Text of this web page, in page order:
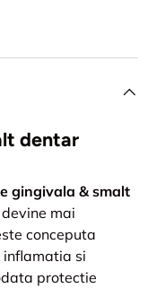
dentar
gingivala & smalt
mai
conceputa
si
protectie